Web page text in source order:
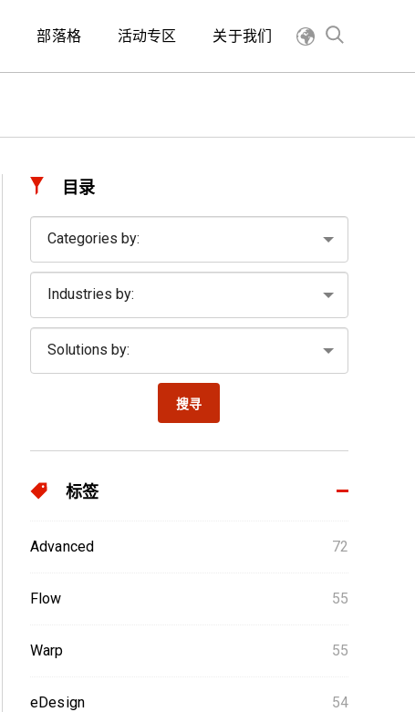
部落格 活动专区 关于我们
目录
搜寻
标签
Advanced 72
Flow 55
Warp 55
eDesign 54